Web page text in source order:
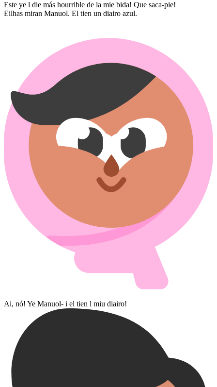
Este ye l die más hourrible de la mie bida! Que saca-pie!
Eilhas miran Manuol. El tien un diairo azul.
Ai, nó! Ye Manuol- i el tien l miu diairo!